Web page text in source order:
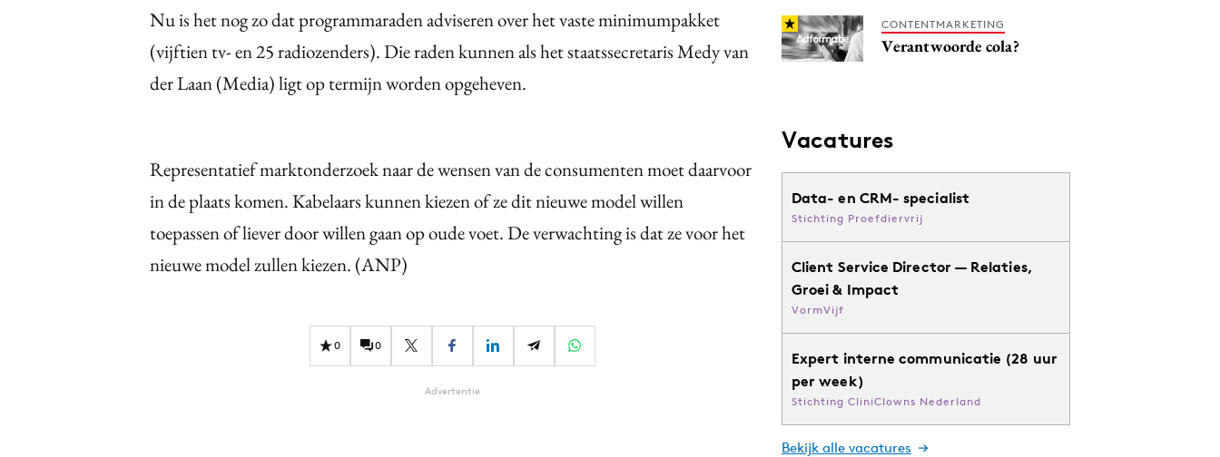
Nu is het nog zo dat programmaraden adviseren over het vaste minimumpakket
(vijftien tv- en 25 radiozenders). Die raden kunnen als het staatssecretaris Medy van
der Laan (Media) ligt op termijn worden opgeheven.
Representatief marktonderzoek naar de wensen van de consumenten moet daarvoor
in de plaats komen. Kabelaars kunnen kiezen of ze dit nieuwe model willen
toepassen of liever door willen gaan op oude voet. De verwachting is dat ze voor het
nieuwe model zullen kiezen. (ANP)
0 0
Advertentie
CONTENTMARKETING
Verantwoorde cola?
Vacatures
Data- en CRM- specialist
Stichting Proefdiervrij
Client Service Director — Relaties,
Groei & Impact
VormVijf
Expert interne communicatie (28 uur
per week)
Stichting CliniClowns Nederland
Bekijk alle vacatures